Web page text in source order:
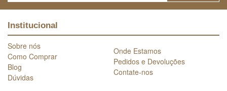
Institucional
Sobre nós
Como Comprar
Blog
Dúvidas
Onde Estamos
Pedidos e Devoluções
Contate-nos